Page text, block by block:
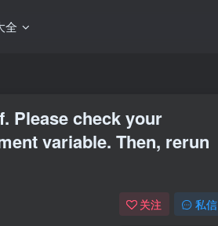
全
Please check your
variable. Then, rerun
关注 私信